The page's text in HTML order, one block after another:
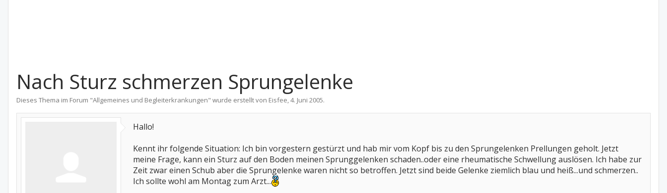
Nach Sturz schmerzen Sprungelenke
Dieses Thema im Forum "Allgemeines und Begleiterkrankungen" wurde erstellt von Eisfee,4. Juni 2005.
Hallo!
Kennt ihr folgende Situation: Ich bin vorgestern gestürzt und hab mir vom Kopf bis zu den Sprungelenken Prellungen geholt. Jetzt
meine Frage, kann ein Sturz auf den Boden meinen Sprunggelenken schaden..oder eine rheumatische Schwellung auslösen. Ich habe zur
Zeit zwar einen Schub aber die Sprungelenke waren nicht so betroffen. Jetzt sind beide Gelenke ziemlich blau und heiß...und schmerzen..
Ich sollte wohl am Montag zum Arzt...